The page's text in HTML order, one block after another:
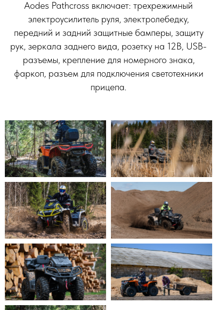
Aodes Pathcross включает: трехрежимный
электроусилитель руля, электролебедку,
передний и задний защитные бамперы, защиту
рук, зеркала заднего вида, розетку на 12В, USB-
разъемы, крепление для номерного знака,
фаркоп, разъем для подключения светотехники
прицепа.